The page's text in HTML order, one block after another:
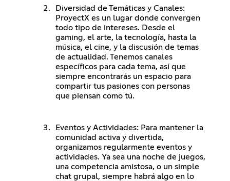
Diversidad de Temáticas y Canales:
ProyectX es un lugar donde convergen
todo tipo de intereses. Desde el
gaming, el arte, la tecnología, hasta la
música, el cine, y la discusión de temas
de actualidad. Tenemos canales
específicos para cada tema, así que
siempre encontrarás un espacio para
compartir tus pasiones con personas
que piensan como tú.
Eventos y Actividades: Para mantener la
comunidad activa y divertida,
organizamos regularmente eventos y
actividades. Ya sea una noche de juegos,
una competencia amistosa, o un simple
chat grupal, siempre habrá algo en lo